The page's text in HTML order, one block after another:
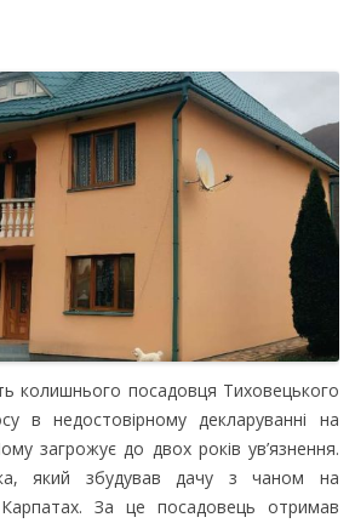
колишнього посадовця Тиховецького
в недостовірному декларуванні на
загрожує до двох років ув’язнення.
який збудував дачу з чаном на
За це посадовець отримав